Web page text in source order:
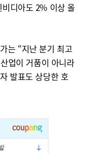
디아도 2% 이상 올
는 “지난 분기 최고
업이 거품이 아니라
발표도 상당한 호